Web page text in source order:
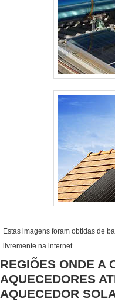
Estas imagens foram obtidas de
livremente na internet
REGIÕES ONDE A
AQUECEDORES
AQUECEDOR